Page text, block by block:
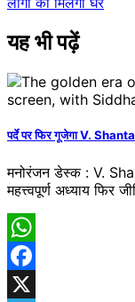
यह भी पढ़ें
पर्दे पर फिर गूजेगा V.
मनोरंजन डेस्क : V.
महत्त्वपूर्ण अध्याय फिर
WhatsApp
Facebook